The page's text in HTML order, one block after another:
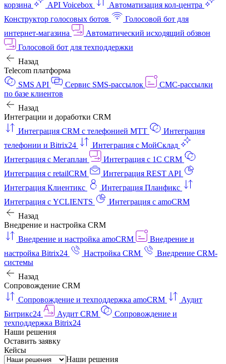
корзина
API Voicebox
Автоматизация кол‑центра
Конструктор голосовых ботов
Голосовой бот для
интернет‑магазина
Автоматический исходящий обзвон
Голосовой бот для техподдержки
Назад
Telecom платформа
SMS API
Сервис SMS-рассылок
СМС-рассылки
по базе клиентов
Назад
Интеграции и доработки CRM
Интеграция CRM с телефонией МТТ
Интеграция
телефонии и Bitrix24
Интеграция с МойСклад
Интеграция с Мегаплан
Интеграция с 1C CRM
Интеграция с retailCRM
Интеграция REST API
Интеграция Клиентикс
Интеграция Планфикс
Интеграция с YCLIENTS
Интеграция с amoCRM
Назад
Внедрение и настройка CRM
Внедрение и настройка amoCRM
Внедрение и
настройка Bitrix24
Настройка CRM
Внедрение CRM-
системы
Назад
Сопровождение CRM
Сопровождение и техподдержка amoCRM
Аудит
Битрикс24
Аудит CRM
Сопровождение и
техподдержка Bitrix24
Наши решения
Оставить заявку
Кейсы
Наши решения